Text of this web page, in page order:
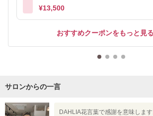
¥13,500
おすすめクーポンをもっと見る
サロンからの一言
DAHLIA花言葉で感謝を意味しま